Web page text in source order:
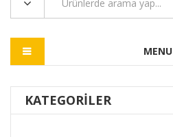
MENU
KATEGORILER